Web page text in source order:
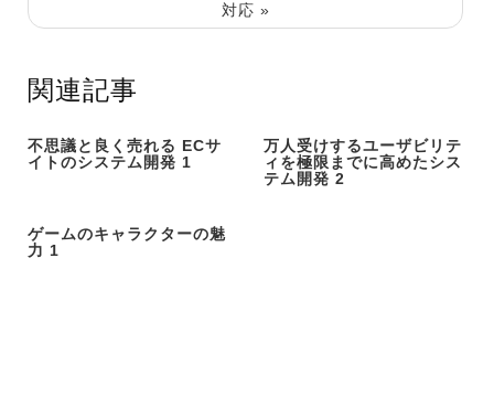
対応 »
関連記事
不思議と良く売れる ECサ
イトのシステム開発 1
万人受けするユーザビリテ
ィを極限までに高めたシス
テム開発 2
ゲームのキャラクターの魅
力 1